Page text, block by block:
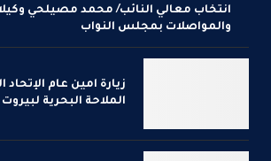
انتخاب معالي النائب/ محمد مصيلحي
والمواصلات بمجلس النواب
زيارة امين عام
الملاحة البحرية لبيروت